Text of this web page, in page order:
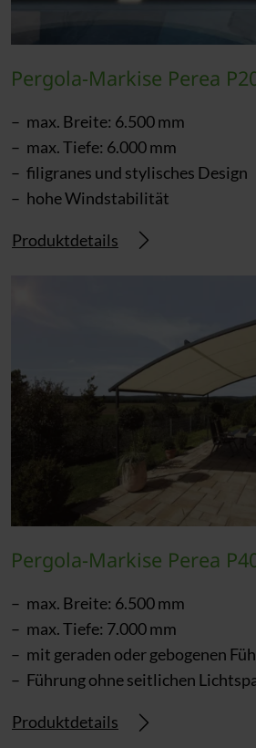
Pergola-Markise Perea
max. Breite: 6.500 mm
max. Tiefe: 6.000 mm
filigranes und stylisches Design
hohe Windstabilität
Produktdetails
Pergola-Markise Perea
max. Breite: 6.500 mm
max. Tiefe: 7.000 mm
mit geraden oder gebogenen
Führung ohne seitlichen
Produktdetails